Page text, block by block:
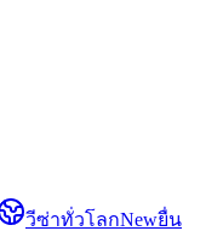
วีซ่าทั่วโลกNewยื่น